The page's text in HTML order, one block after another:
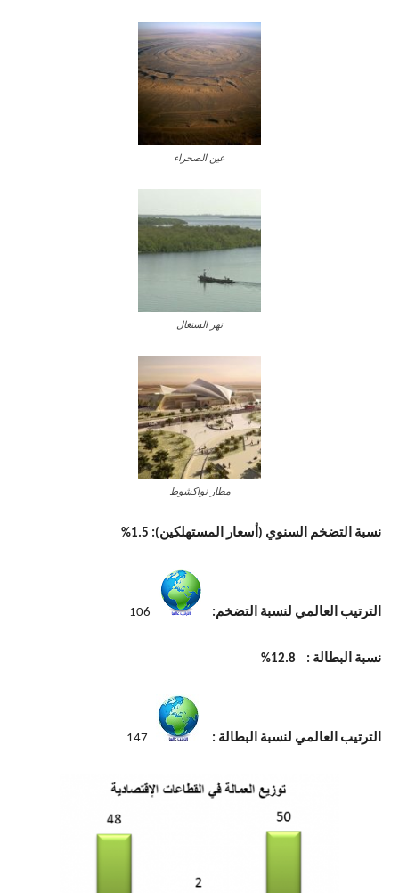
عين الصحراء
نهر السنغال
مطار نواكشوط
نسبة التضخم السنوي (أسعار المستهلكين): 1.5%
الترتيب العالمي لنسبة التضخم:
نسبة البطالة : 12.8%
الترتيب العالمي لنسبة البطالة :